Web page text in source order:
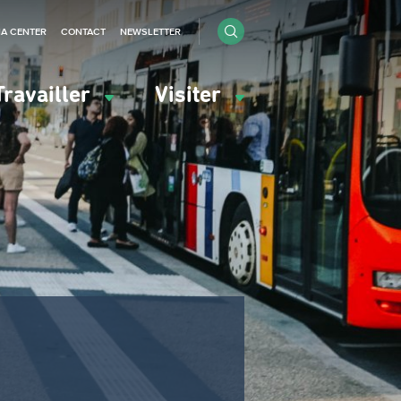
Visiter
CENTER CONTACT NEWSLETTER